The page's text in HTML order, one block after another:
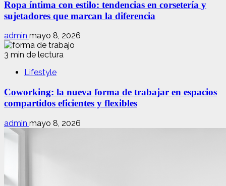
Ropa íntima con estilo: tendencias en corsetería y
sujetadores que marcan la diferencia
admin mayo 8, 2026
3 min de lectura
Lifestyle
Coworking: la nueva forma de trabajar en espacios
compartidos eficientes y flexibles
admin mayo 8, 2026